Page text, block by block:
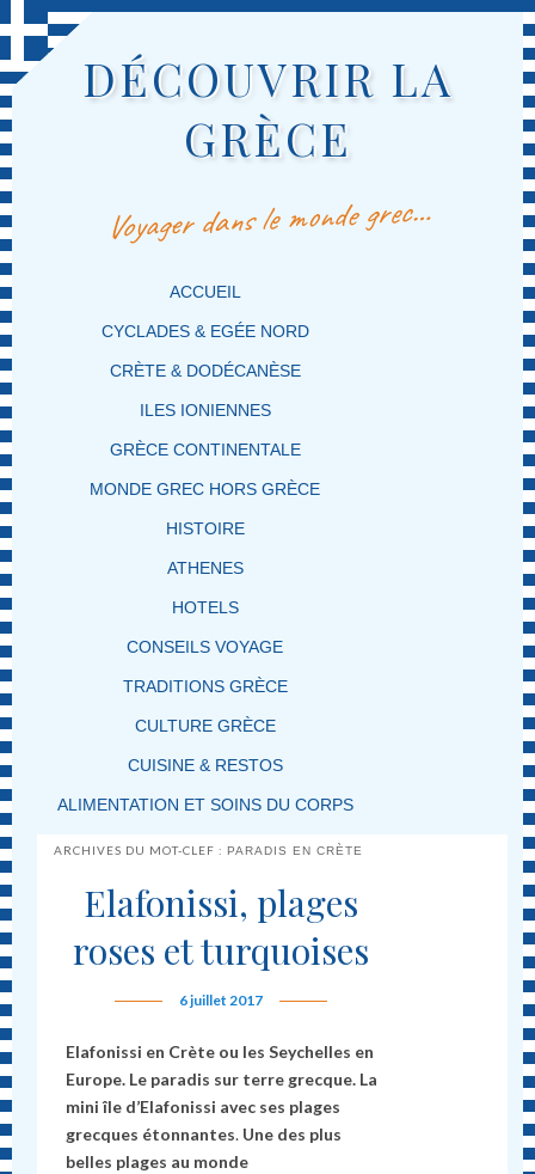
DÉCOUVRIR LA
GRÈCE
Voyager dans le monde grec…
MENU PRINCIPAL
MASQUER LA NAVIGATION PRINCIPALE
MASQUER LA NAVIGATION SECONDAIRE
ACCUEIL
CYCLADES & EGÉE NORD
CRÈTE & DODÉCANÈSE
ILES IONIENNES
GRÈCE CONTINENTALE
MONDE GREC HORS GRÈCE
HISTOIRE
ATHENES
HOTELS
CONSEILS VOYAGE
TRADITIONS GRÈCE
CULTURE GRÈCE
CUISINE & RESTOS
ALIMENTATION ET SOINS DU CORPS
ARCHIVES DU MOT-CLEF :PARADIS EN CRÈTE
Elafonissi, plages
roses et turquoises
6 juillet 2017
Elafonissi en Crète ou les Seychelles en
Europe. Le paradis sur terre grecque. La
mini île d’Elafonissi avec ses plages
grecques étonnantes. Une des plus
belles plages au monde